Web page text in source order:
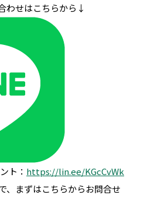
わせはこちらから↓
ト： https://lin.ee/KGcCvWk
、まずはこちらからお問合せ